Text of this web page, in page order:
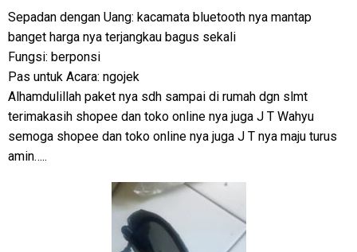
Sepadan dengan Uang: kacamata bluetooth nya mantap
banget harga nya terjangkau bagus sekali
Fungsi: berponsi
Pas untuk Acara: ngojek
Alhamdulillah paket nya sdh sampai di rumah dgn slmt
terimakasih shopee dan toko online nya juga J T Wahyu
semoga shopee dan toko online nya juga J T nya maju turus
amin…..